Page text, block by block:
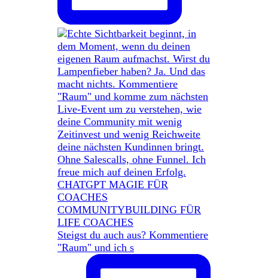
Steigst du auch aus? Kommentiere
"Raum" und ich s